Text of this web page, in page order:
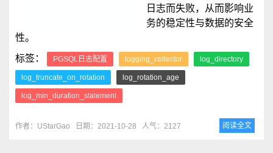
日志而失败，从而影响业
务的稳定性与数据的安全
性。
标签：
PGSQL日志配置 logging_collector log_directory
log_truncate_on_rotation log_rotation_age
log_min_duration_statement
作者：UStarGao 日期：2021-10-28 人气：2127 阅读全文